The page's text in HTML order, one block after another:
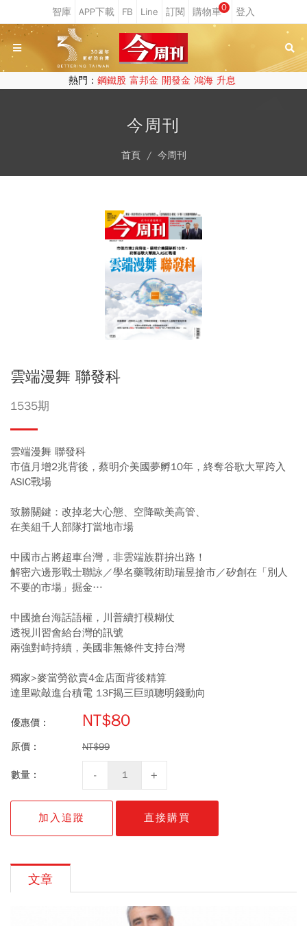
0
熱門： 鋼鐵股 富邦金 開發金 鴻海 升息
今周刊
首頁 今周刊
雲端漫舞 聯發科
1535期
雲端漫舞 聯發科
市值月增2兆背後，蔡明介美國夢孵10年，終奪谷歌大單跨入
ASIC戰場
致勝關鍵：改掉老大心態、空降歐美高管、
在美組千人部隊打當地市場
中國市占將超車台灣，非雲端族群拚出路！
解密六邊形戰士聯詠／學名藥戰術助瑞昱搶市／矽創在「別人
不要的市場」掘金…
中國搶台海話語權，川普續打模糊仗
透視川習會給台灣的訊號
兩強對峙持續，美國非無條件支持台灣
獨家>麥當勞欲賣4金店面背後精算
達里歐敲進台積電 13F揭三巨頭聰明錢動向
優惠價： NT$80
原價： NT$99
數量：
加入追蹤 直接購買
文章